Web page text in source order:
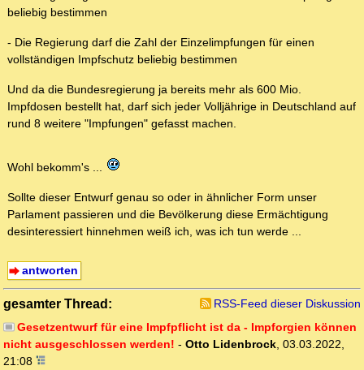
beliebig bestimmen
- Die Regierung darf die Zahl der Einzelimpfungen für einen
vollständigen Impfschutz beliebig bestimmen
Und da die Bundesregierung ja bereits mehr als 600 Mio.
Impfdosen bestellt hat, darf sich jeder Volljährige in Deutschland auf
rund 8 weitere "Impfungen" gefasst machen.
Wohl bekomm's ...
Sollte dieser Entwurf genau so oder in ähnlicher Form unser
Parlament passieren und die Bevölkerung diese Ermächtigung
desinteressiert hinnehmen weiß ich, was ich tun werde ...
antworten
gesamter Thread:
RSS-Feed dieser Diskussion
Gesetzentwurf für eine Impfpflicht ist da - Impforgien können
nicht ausgeschlossen werden! - Otto Lidenbrock, 03.03.2022,
21:08